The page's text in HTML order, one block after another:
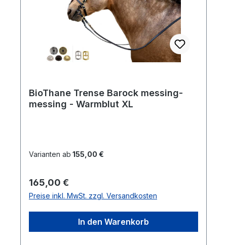
BioThane Trense Barock messing-
messing - Warmblut XL
Varianten ab 155,00 €
Regulärer Preis:
165,00 €
Preise inkl. MwSt. zzgl. Versandkosten
In den Warenkorb